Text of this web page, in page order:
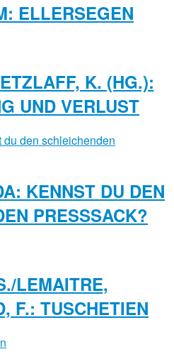
ELLERSEGEN
K. (HG.):
UND VERLUST
KENNST DU DEN
PRESSSACK?
LEMAITRE,
F.: TUSCHETIEN